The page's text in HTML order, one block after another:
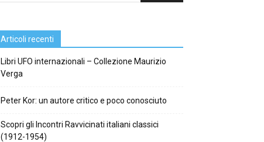
Articoli recenti
Libri UFO internazionali – Collezione Maurizio
Verga
Peter Kor: un autore critico e poco conosciuto
Scopri gli Incontri Ravvicinati italiani classici
(1912-1954)